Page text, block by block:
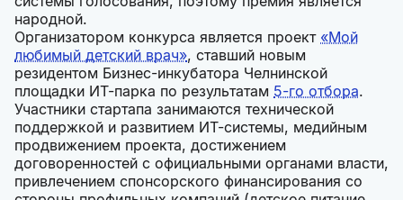
народной.
Организатором конкурса является проект «Мой
любимый детский врач», ставший новым
резидентом Бизнес-инкубатора Челнинской
площадки ИТ-парка по результатам 5-го отбора.
Участники стартапа занимаются технической
поддержкой и развитием ИТ-системы, медийным
продвижением проекта, достижением
договоренностей с официальными органами власти,
привлечением спонсорского финансирования со